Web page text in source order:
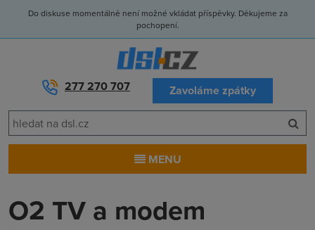
Do diskuse momentálně není možné vkládat příspěvky. Děkujeme za
pochopení.
277 270 707 Zavoláme zpátky
MENU
O2 TV a modem